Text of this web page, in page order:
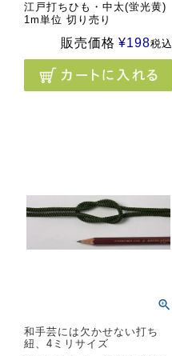
江戸打ちひも・中太(蛍光黄)
1m単位 切り売り
販売価格 ¥198税込
和手芸には欠かせない打ち
紐、4ミリサイズ